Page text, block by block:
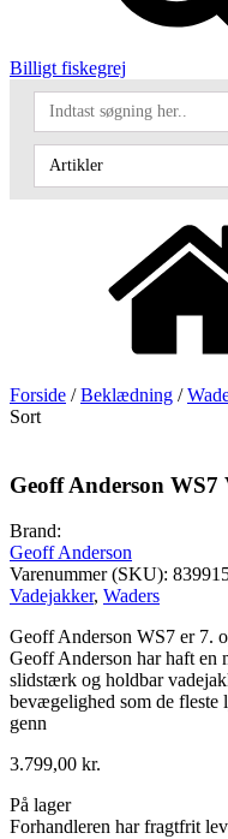
Billigt fiskegrej
Forside /Beklædning /
Sort
Geoff Anderson
Brand:
Geoff Anderson
Varenummer (SKU):
Vadejakker, Waders
Geoff Anderson WS7 er 7.
Geoff Anderson har haft en
slidstærk og holdbar
bevægelighed som de fleste
genn
3.799,00 kr.
På lager
Forhandleren har fragtfrit